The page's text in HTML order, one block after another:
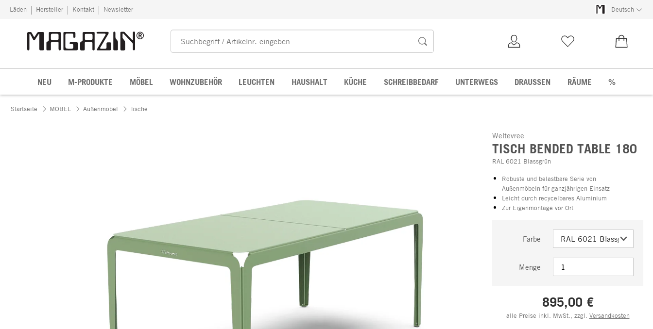
Zum Inhalt springen
Läden Hersteller Kontakt Newsletter Deutsch
NEU M-PRODUKTE MÖBEL WOHNZUBEHÖR LEUCHTEN HAUSHALT KÜCHE SCHREIBBEDARF UNTERWEGS DRAUSSEN RÄUME %
Startseite MÖBEL Außenmöbel Tische
Weltevree
TISCH BENDED TABLE 180
RAL 6021 Blassgrün
Robuste und belastbare Serie von
Außenmöbeln für ganzjährigen Einsatz
Leicht durch recycelbares Aluminium
Zur Eigenmontage vor Ort
Farbe
Menge
895,00 €
alle Preise inkl. MwSt., zzgl. Versandkosten